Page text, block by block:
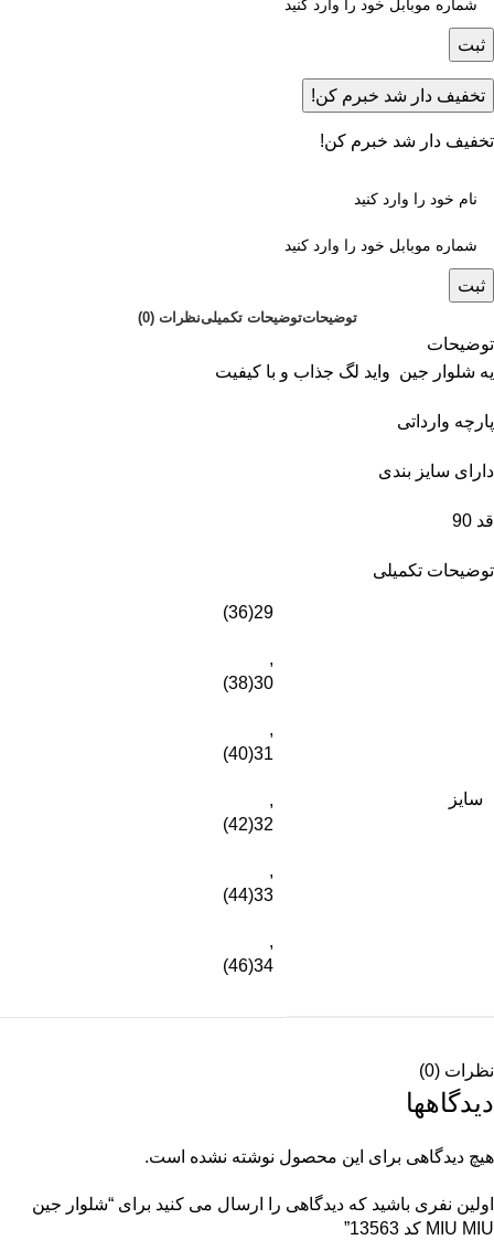
ثبت
تخفیف دار شد خبرم کن!
تخفیف دار شد خبرم کن!
ثبت
توضیحاتتوضیحات تکمیلینظرات (0)
توضیحات
یه شلوار جین واید لگ جذاب و با کیفیت
پارچه وارداتی
دارای سایز بندی
قد 90
توضیحات تکمیلی
سایز
29(36)
,
30(38)
,
31(40)
,
32(42)
,
33(44)
,
34(46)
نظرات (0)
دیدگاهها
هیچ دیدگاهی برای این محصول نوشته نشده است.
اولین نفری باشید که دیدگاهی را ارسال می کنید برای “شلوار جین
MIU MIU کد 13563”